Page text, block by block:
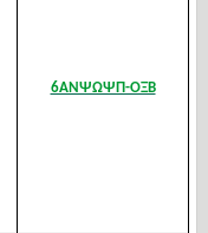
6ΑΝΨΩΨΠ-ΟΞΒ